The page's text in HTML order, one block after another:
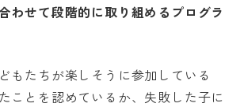
わせて段階的に取り組めるプログラ
もたちが楽しそうに参加している
ことを認めているか、失敗した子に